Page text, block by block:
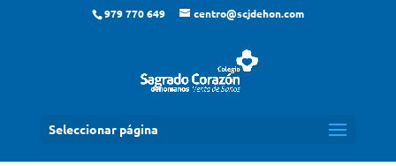
979 770 649 centro@scjdehon.com
Seleccionar página